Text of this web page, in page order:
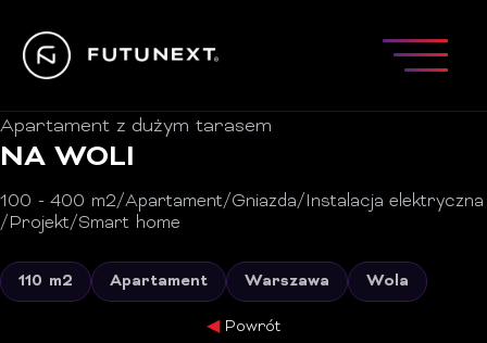
Apartament z dużym tarasem
NA WOLI
100 - 400 m2/Apartament/Gniazda/Instalacja elektryczna
/Projekt/Smart home
110 m2 Apartament Warszawa Wola
Powrót